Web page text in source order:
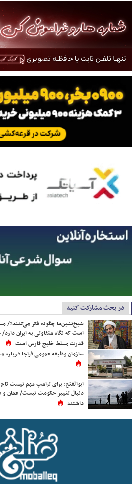
در بحث مشارکت کنید
شیخ‌نشین‌ها چگونه فکر می‌کنند؟/
است که نگاه متفاوتی به ایران
قدرت مسلط خلیج فارس است
سازمان وظیفه عمومی فراجا درباره
ابوالفتح: برای ترامپ مهم نیست تاج
دنبال تغییر حکومت نیست/ عمان
داشتند